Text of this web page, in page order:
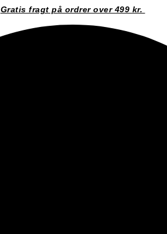
Gratis fragt på ordrer over 499 kr.